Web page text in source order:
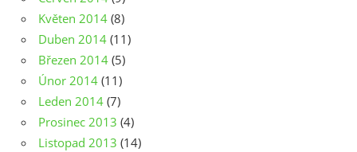
Květen 2014 (8)
Duben 2014 (11)
Březen 2014 (5)
Únor 2014 (11)
Leden 2014 (7)
Prosinec 2013 (4)
Listopad 2013 (14)